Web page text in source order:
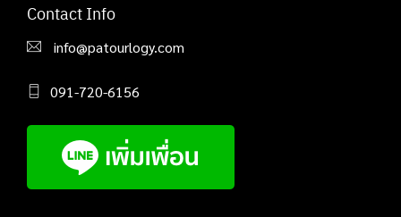
Contact Info
info@patourlogy.com
091-720-6156